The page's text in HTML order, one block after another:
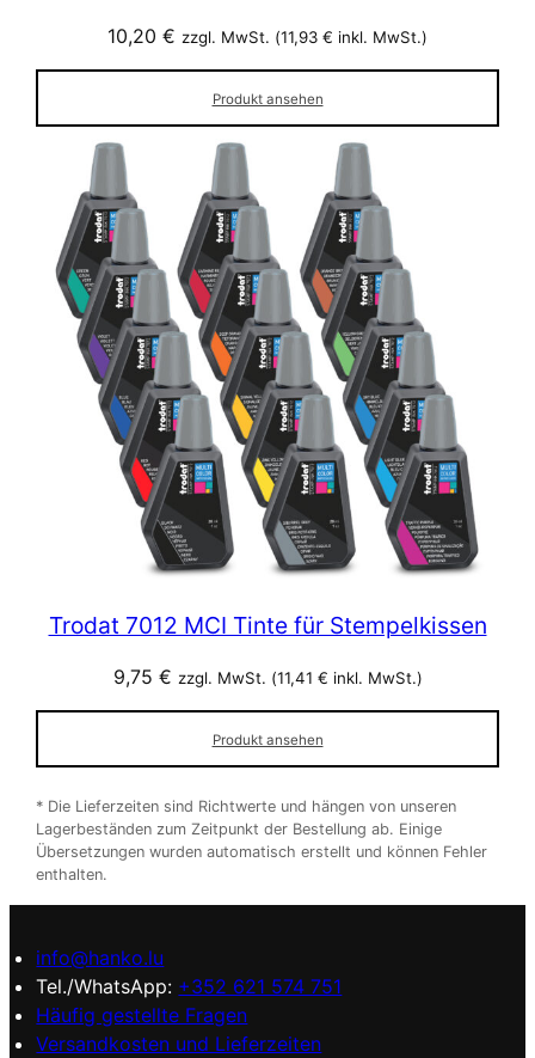
10,20 € zzgl. MwSt. (11,93 € inkl. MwSt.)
Produkt ansehen
Trodat 7012 MCI Tinte für Stempelkissen
9,75 € zzgl. MwSt. (11,41 € inkl. MwSt.)
Produkt ansehen
* Die Lieferzeiten sind Richtwerte und hängen von unseren
Lagerbeständen zum Zeitpunkt der Bestellung ab. Einige
Übersetzungen wurden automatisch erstellt und können Fehler
enthalten.
info@hanko.lu
Tel./WhatsApp: +352 621 574 751
Häufig gestellte Fragen
Versandkosten und Lieferzeiten